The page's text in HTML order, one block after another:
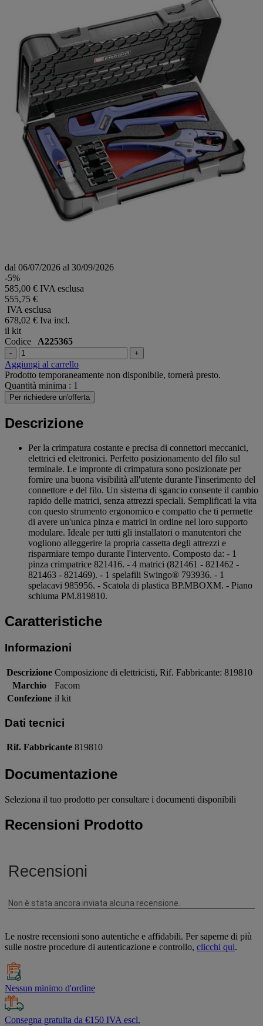
dal 06/07/2026 al 30/09/2026
-5%
585,00 € IVA esclusa
555,75 €
IVA esclusa
678,02 € Iva incl.
il kit
Codice A225365
- +
Aggiungi al carrello
Prodotto temporaneamente non disponibile, tornerà presto.
Quantità minima : 1
Per richiedere un'offerta
Descrizione
Per la crimpatura costante e precisa di connettori meccanici,
elettrici ed elettronici. Perfetto posizionamento del filo sul
terminale. Le impronte di crimpatura sono posizionate per
fornire una buona visibilità all'utente durante l'inserimento del
connettore e del filo. Un sistema di sgancio consente il cambio
rapido delle matrici, senza attrezzi speciali. Semplificati la vita
con questo strumento ergonomico e compatto che ti permette
di avere un'unica pinza e matrici in ordine nel loro supporto
modulare. Ideale per tutti gli installatori o manutentori che
vogliono alleggerire la propria cassetta degli attrezzi e
risparmiare tempo durante l'intervento. Composto da: - 1
pinza crimpatrice 821416. - 4 matrici (821461 - 821462 -
821463 - 821469). - 1 spelafili Swingo® 793936. - 1
spelacavi 985956. - Scatola di plastica BP.MBOXM. - Piano
schiuma PM.819810.
Caratteristiche
Informazioni
Descrizione Composizione di elettricisti, Rif. Fabbricante: 819810
Marchio
Facom
Confezione il kit
Dati tecnici
Rif. Fabbricante 819810
Documentazione
Seleziona il tuo prodotto per consultare i documenti disponibili
Recensioni Prodotto
Le nostre recensioni sono autentiche e affidabili. Per saperne di più
sulle nostre procedure di autenticazione e controllo, clicchi qui.
Nessun minimo d'ordine
Consegna gratuita da €150 IVA escl.